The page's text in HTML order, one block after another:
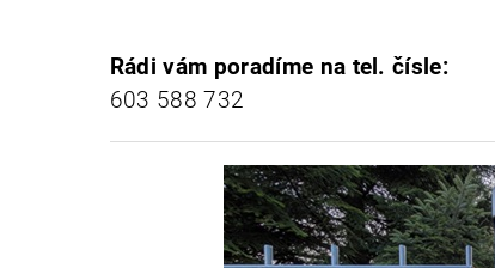
Rádi vám poradíme na tel. čísle:
603 588 732